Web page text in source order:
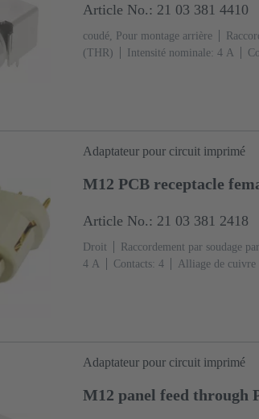
Article No.: 21 03 381 4410
coudé, Pour montage arrière
(THR)
Intensité nominale: ‌4 A
Adaptateur pour circuit imprimé
M12 PCB receptacle
Article No.: 21 03 381 2418
Droit Raccordement par soudage
‌4 A
Contacts: 4 Alliage de cuivre
Adaptateur pour circuit imprimé
M12 panel feed through